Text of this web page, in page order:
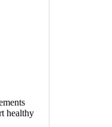
healthy